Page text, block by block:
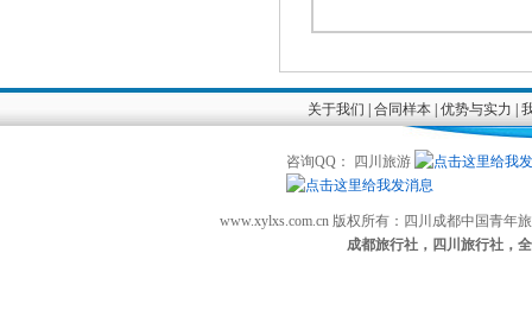
关于我们 合同样本| 优势与实力
咨询QQ： 四川旅游
www.xylxs.com.cn 版权所有：四川成都中国青
成都旅行社，四川旅行社，